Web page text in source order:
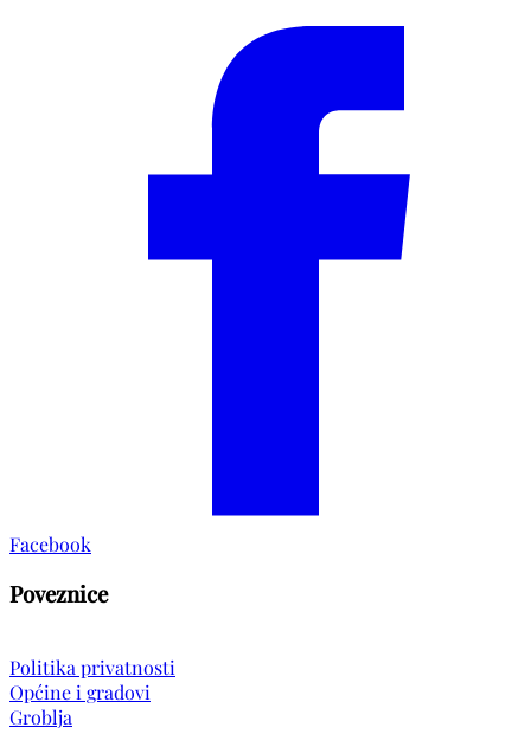
Facebook
Poveznice
Politika privatnosti
Općine i gradovi
Groblja